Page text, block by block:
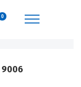
0
9006